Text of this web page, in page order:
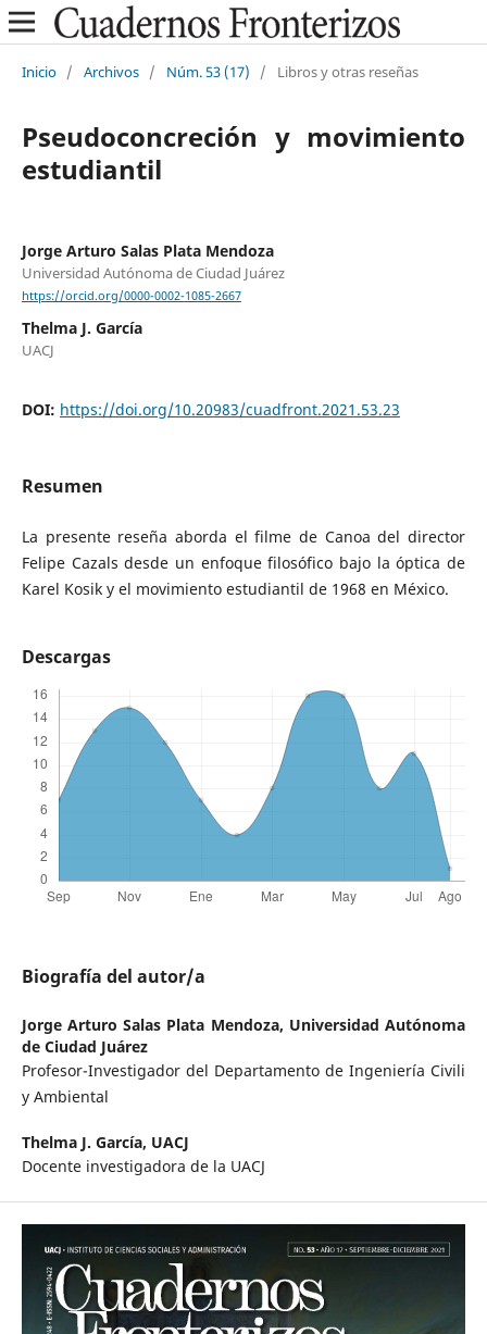
Inicio / Archivos / Núm. 53 (17) / Libros y otras reseñas
Pseudoconcreción y movimiento
estudiantil
Jorge Arturo Salas Plata Mendoza
Universidad Autónoma de Ciudad Juárez
https://orcid.org/0000-0002-1085-2667
Thelma J. García
UACJ
DOI: https://doi.org/10.20983/cuadfront.2021.53.23
Resumen
La presente reseña aborda el filme de Canoa del director
Felipe Cazals desde un enfoque filosófico bajo la óptica de
Karel Kosik y el movimiento estudiantil de 1968 en México.
Descargas
Biografía del autor/a
Jorge Arturo Salas Plata Mendoza, Universidad Autónoma
de Ciudad Juárez
Profesor-Investigador del Departamento de Ingeniería Civili
y Ambiental
Thelma J. García, UACJ
Docente investigadora de la UACJ